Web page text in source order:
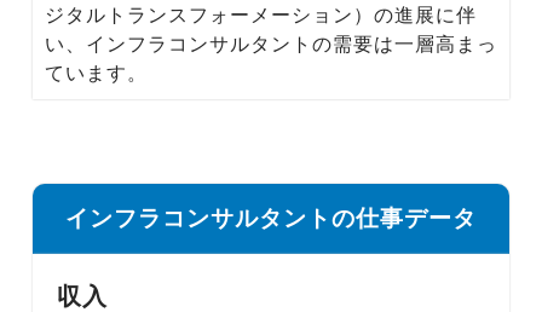
ジタルトランスフォーメーション）の進展に伴
い、インフラコンサルタントの需要は一層高まっ
ています。
インフラコンサルタントの仕事データ
収入